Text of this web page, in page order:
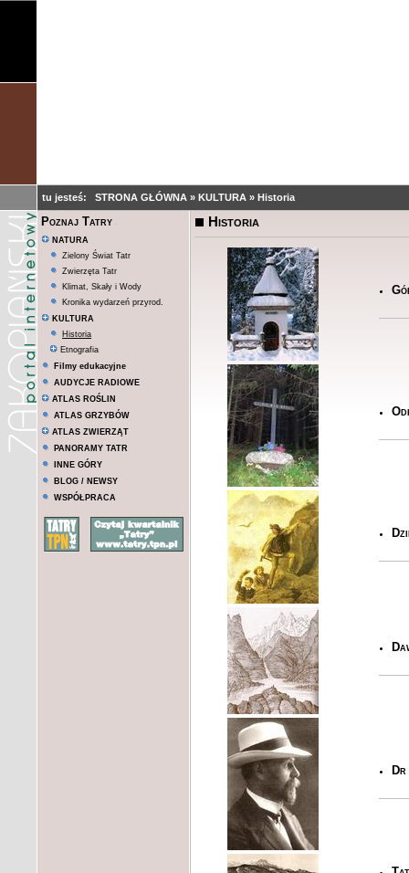
tu jesteś: STRONA GŁÓWNA » KULTURA » Historia
Poznaj Tatry
NATURA
Zielony Świat Tatr
Zwierzęta Tatr
Klimat, Skały i Wody
Kronika wydarzeń przyrod.
KULTURA
Historia
Etnografia
Filmy edukacyjne
AUDYCJE RADIOWE
ATLAS ROŚLIN
ATLAS GRZYBÓW
ATLAS ZWIERZĄT
PANORAMY TATR
INNE GÓRY
BLOG / NEWSY
WSPÓŁPRACA
Historia
Dr